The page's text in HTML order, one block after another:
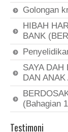
Golongan
HIBAH
BANK
SAYA DAH
DAN
(Bahagian
Testimoni